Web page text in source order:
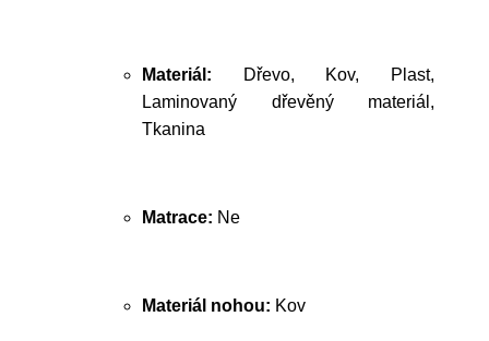
Materiál: Dřevo, Kov, Plast,
Laminovaný dřevěný materiál,
Tkanina
Matrace: Ne
Materiál nohou: Kov